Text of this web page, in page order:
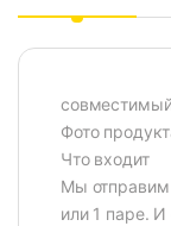
Фото
Что входит
Мы
или 1 паре. И